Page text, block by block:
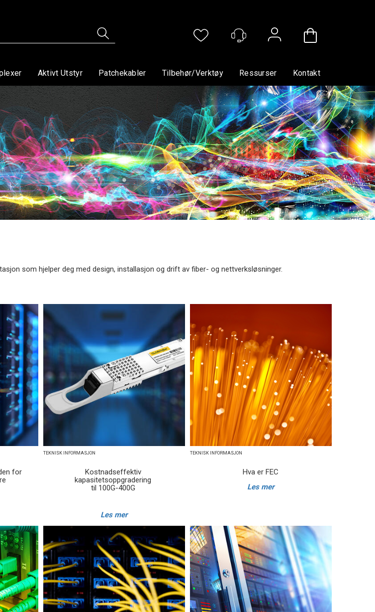
Aktivt Utstyr Patchekabler Tilbehør/verktøy Ressurser Kontakt
som hjelper deg med design, installasjon og drift av fiber- og nettverksløsninger.
for
TEKNISK INFORMASJON
Kostnadseffektiv
kapasitetsoppgradering
til 100G-400G
Les mer
TEKNISK INFORMASJON
Hva er FEC
Les mer